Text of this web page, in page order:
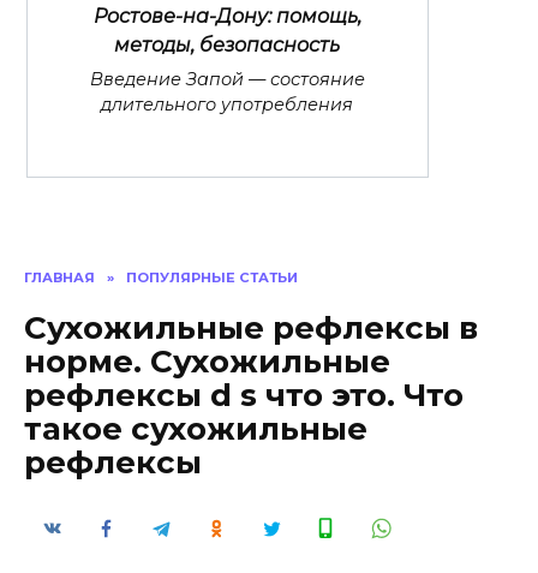
ГЛАВНАЯ » ПОПУЛЯРНЫЕ СТАТЬИ
Сухожильные рефлексы в
норме. Сухожильные
рефлексы d s что это. Что
такое сухожильные
рефлексы
Ростове-на-Дону: помощь,
методы, безопасность
Введение Запой — состояние
длительного употребления